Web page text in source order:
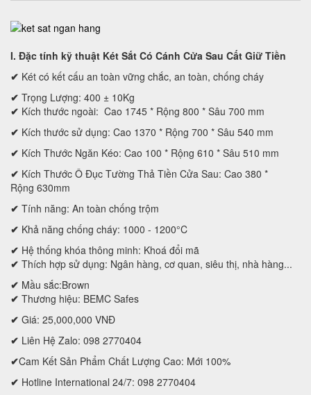
I. Đặc tính kỹ thuật Két Sắt Có Cánh Cửa Sau Cất Giữ Tiền
✔ Két có kết cấu an toàn vững chắc, an toàn, chống cháy
✔ Trọng Lượng: 400 ± 10Kg
✔ Kích thước ngoài: Cao 1745 * Rộng 800 * Sâu 700 mm
✔ Kích thước sử dụng: Cao 1370 * Rộng 700 * Sâu 540 mm
✔ Kích Thước Ngăn Kéo: Cao 100 * Rộng 610 * Sâu 510 mm
✔ Kích Thước Ô Đục Tường Thả Tiền Cửa Sau: Cao 380 *
Rộng 630mm
✔ Tính năng: An toàn chống trộm
✔ Khả năng chống cháy: 1000 - 1200°C
✔ Hệ thống khóa thông minh: Khoá đổi mã
✔ Thích hợp sử dụng: Ngân hàng, cơ quan, siêu thị, nhà hàng...
✔ Mầu sắc:Brown
✔ Thương hiệu: BEMC Safes
✔ Giá: 25,000,000 VNĐ
✔ Liên Hệ Zalo: 098 2770404
✔Cam Kết Sản Phẩm Chất Lượng Cao: Mới 100%
✔ Hotline International 24/7: 098 2770404